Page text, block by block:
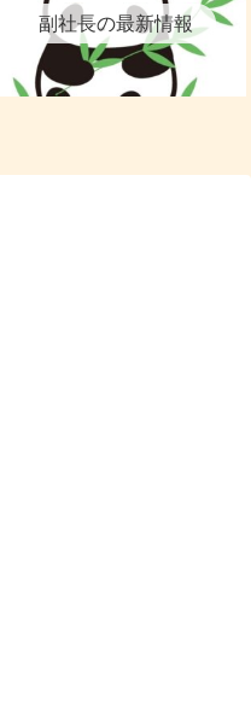
副社長の最新情報